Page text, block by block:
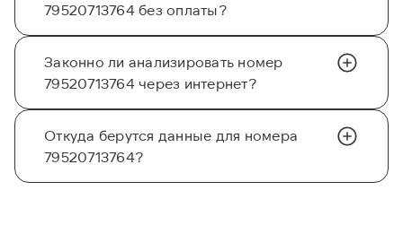
79520713764 без оплаты?
Законно ли анализировать номер
79520713764 через интернет?
Откуда берутся данные для номера
79520713764?